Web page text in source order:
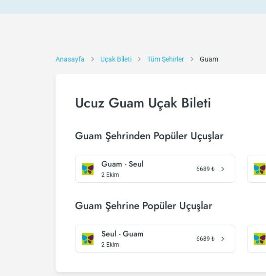
Anasayfa Uçak Bileti Tüm Şehirler Guam
Ucuz Guam Uçak Bileti
Guam Şehrinden Popüler Uçuşlar
Guam - Seul
2 Ekim
6689 ₺
Guam Şehrine Popüler Uçuşlar
Seul - Guam
2 Ekim
6689 ₺